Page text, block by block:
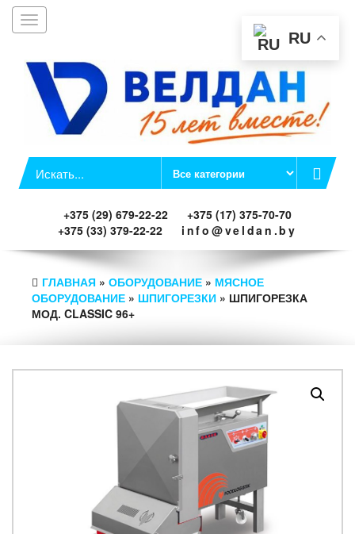
+375 (29) 679-22-22
+375 (17) 375-70-70
+375 (33) 379-22-22
info@veldan.by
Toggle
navigation
ГЛАВНАЯ » ОБОРУДОВАНИЕ » МЯСНОЕ
ОБОРУДОВАНИЕ » ШПИГОРЕЗКИ » ШПИГОРЕЗКА
МОД. CLASSIC 96+
RU